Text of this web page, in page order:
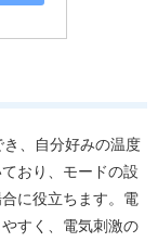
、自分好みの温度
おり、モードの設
に役立ちます。電
すく、電気刺激の